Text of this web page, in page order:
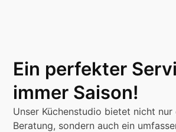
Ein perfekter
immer Saison!
Unser Küchenstudio bietet nicht
Beratung, sondern auch ein